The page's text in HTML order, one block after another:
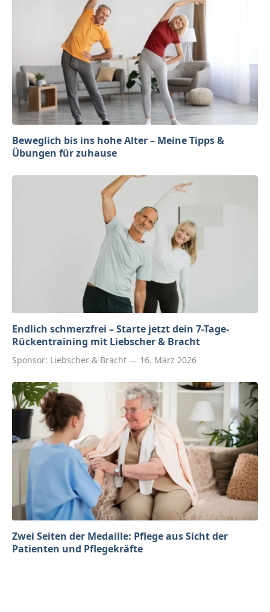
Beweglich bis ins hohe Alter – Meine Tipps &
Übungen für zuhause
Endlich schmerzfrei – Starte jetzt dein 7-Tage-
Rückentraining mit Liebscher & Bracht
Sponsor: Liebscher & Bracht 16. März 2026
Zwei Seiten der Medaille: Pflege aus Sicht der
Patienten und Pflegekräfte